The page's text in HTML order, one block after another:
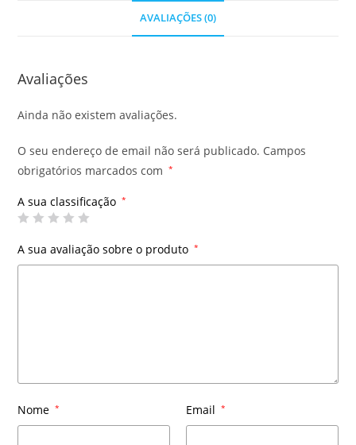
AVALIAÇÕES (0)
Avaliações
Ainda não existem avaliações.
O seu endereço de email não será publicado. Campos
obrigatórios marcados com
*
A sua classificação *
A sua avaliação sobre o produto *
Nome * Email *